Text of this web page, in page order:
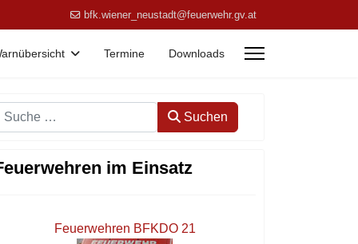
bfk.wiener_neustadt@feuerwehr.gv.at
Termine Downloads
Suchen Suchen
im Einsatz
Feuerwehren BFKDO 21